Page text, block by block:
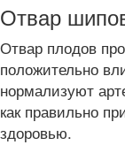
Отвар
Отвар плодов
положительно
нормализуют
как правильно
здоровью.